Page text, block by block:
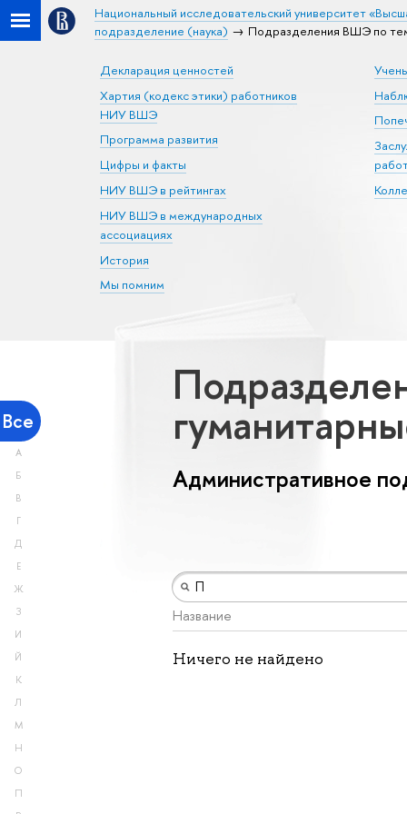
Национальный исследовательский университет
подразделение (наука)
Подразделения ВШЭ по
Декларация ценностей
Хартия (кодекс этики) работников
НИУ ВШЭ
Программа развития
Цифры и факты
НИУ ВШЭ в рейтингах
НИУ ВШЭ в международных
ассоциациях
История
Мы помним
Все
А
Б
В
Г
Д
Е
Ж
З
И
Й
К
Л
М
Н
О
П
Административное
Название
Ничего не найдено